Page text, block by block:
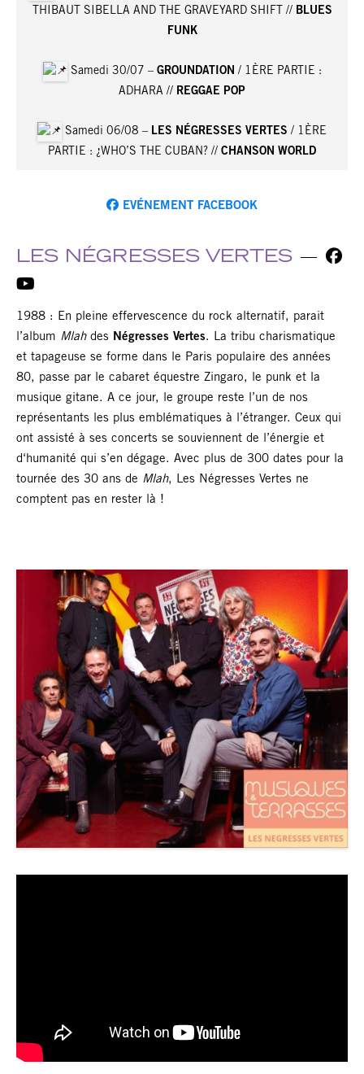
THIBAUT SIBELLA AND THE GRAVEYARD SHIFT // BLUES
FUNK
Samedi 30/07 – GROUNDATION / 1ÈRE PARTIE :
ADHARA // REGGAE POP
Samedi 06/08 – LES NÉGRESSES VERTES / 1ÈRE
PARTIE : ¿WHO’S THE CUBAN? // CHANSON WORLD
EVÉNEMENT FACEBOOK
LES NÉGRESSES VERTES
1988 : En pleine effervescence du rock alternatif, parait
l’album Mlahdes Négresses Vertes. La tribu charismatique
et tapageuse se forme dans le Paris populaire des années
80, passe par le cabaret équestre Zingaro, le punk et la
musique gitane. A ce jour, le groupe reste l’un de nos
représentants les plus emblématiques à l’étranger. Ceux qui
ont assisté à ses concerts se souviennent de l’énergie et
d‘humanité qui s’en dégage. Avec plus de 300 dates pour la
tournée des 30 ans de Mlah, Les Négresses Vertes ne
comptent pas en rester là !